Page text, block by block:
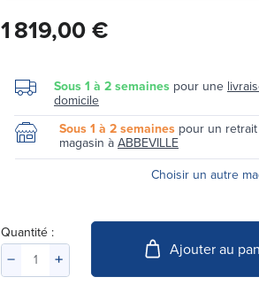
1 819,00 €
Sous 1 à 2 semaines pour une
domicile
Sous 1 à 2 semaines pour un
magasin àABBEVILLE
Choisir un autre
Quantité :
Ajouter au